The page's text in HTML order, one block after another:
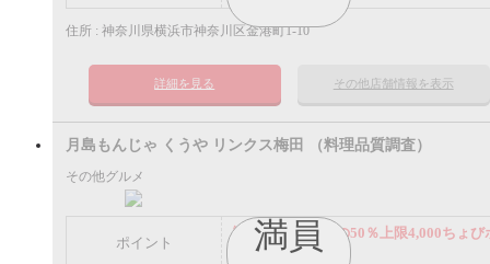
住所 : 神奈川県横浜市神奈川区金港町1-10
詳細を見る その他店舗情報を表示
満員
月島もんじゃ くうや リンクス梅田 （料理品質調査）
その他グルメ
ポイント
謝礼： 飲食代金の50％上限4,000ちょび
イント